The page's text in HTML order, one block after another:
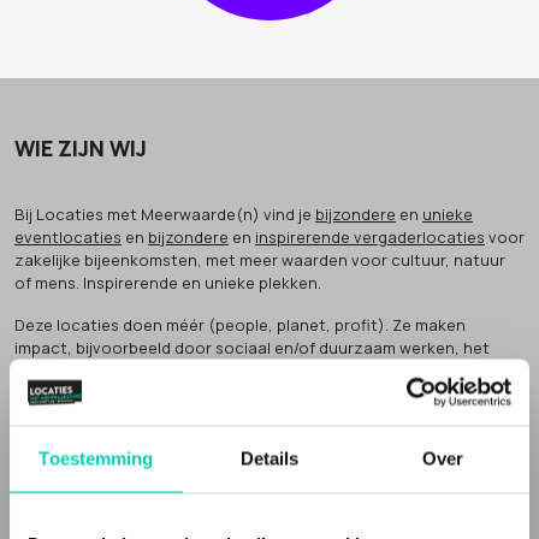
Toestemming Details Over
WIE ZIJN WIJ
Bij Locaties met Meerwaarde(n) vind je bijzondere en unieke
eventlocaties en bijzondere en inspirerende vergaderlocaties voor
zakelijke bijeenkomsten, met meer waarden voor cultuur, natuur
of mens. Inspirerende en unieke plekken.
Deze locaties doen méér (people, planet, profit). Ze maken
impact, bijvoorbeeld door sociaal en/of duurzaam werken, het
samenleving.